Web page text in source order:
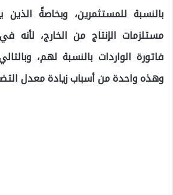
بالنسبة للمستثمرين، وبخاصةً
مستلزمات الإنتاج من الخارج، لأنه
فاتورة الواردات بالنسبة لهم،
وهذه واحدة من أسباب زيادة معدل